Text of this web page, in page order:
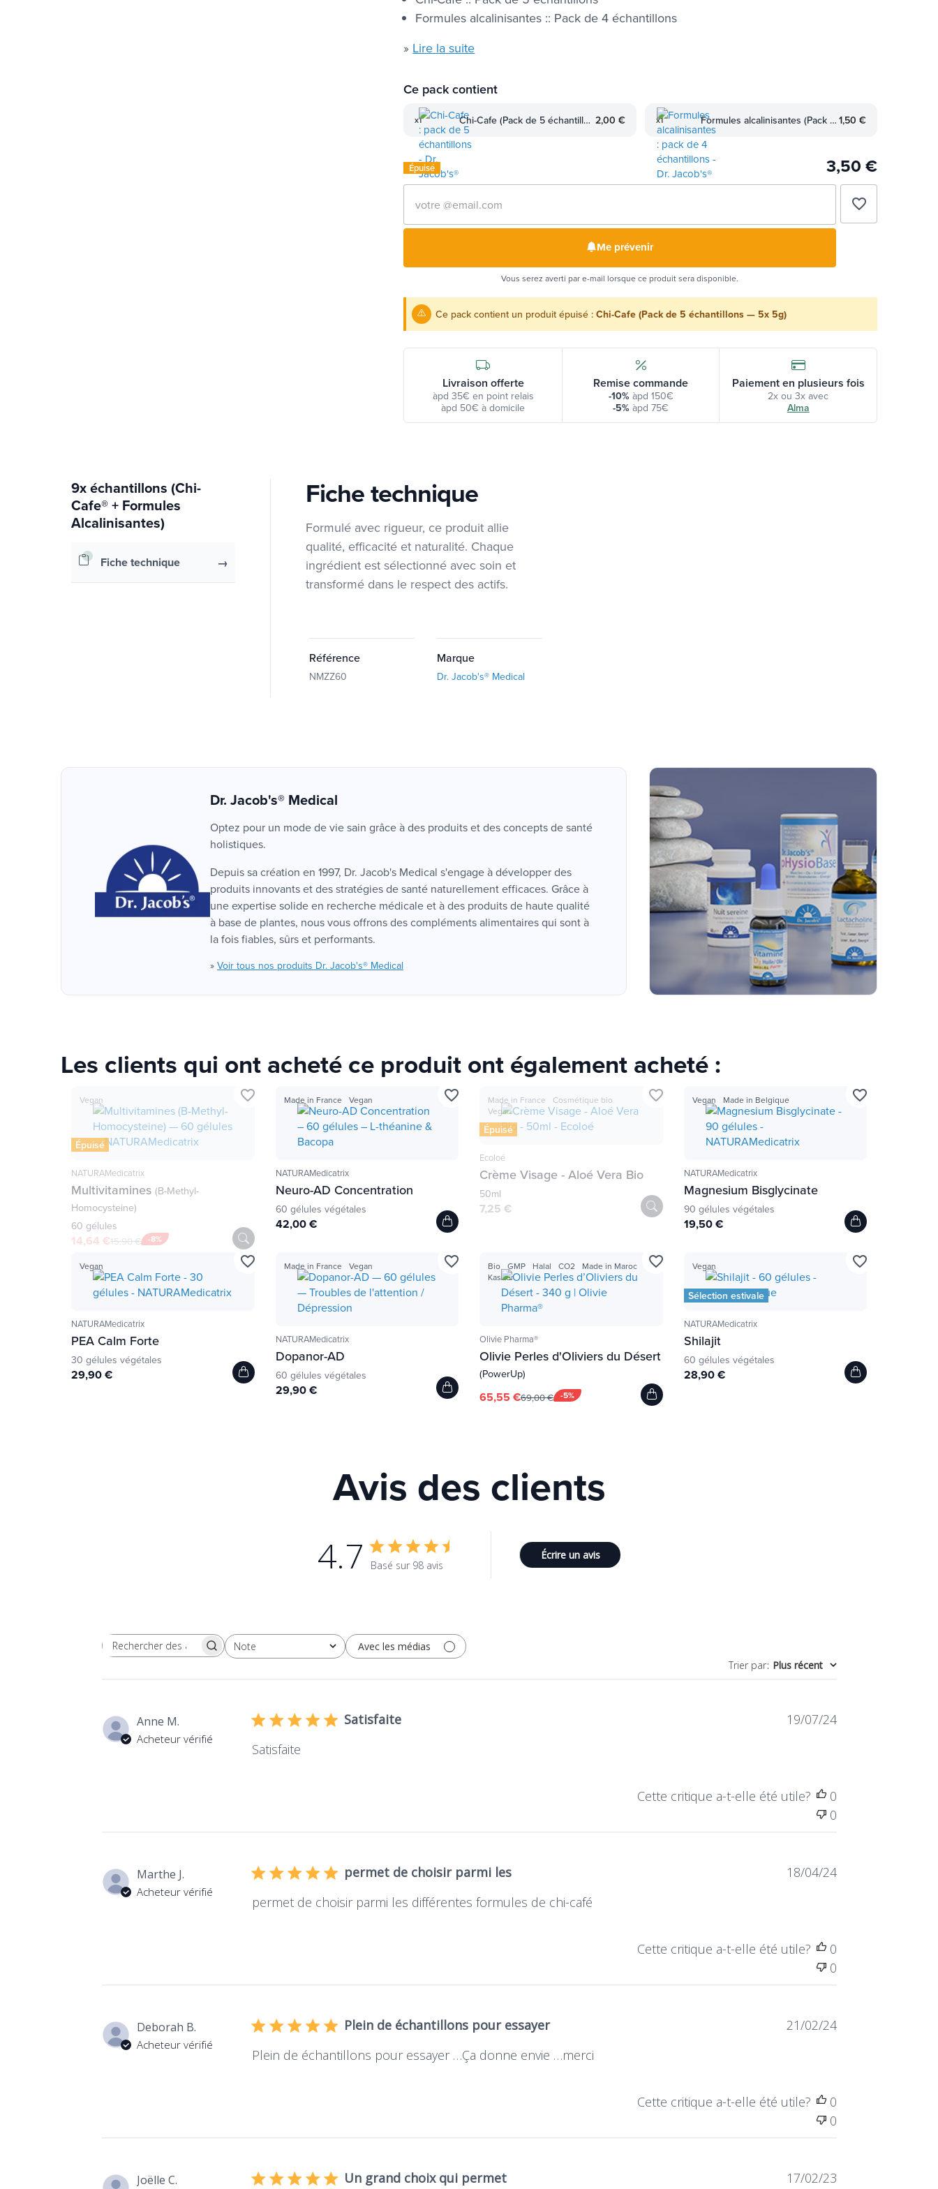
Formules alcalinisantes :: Pack de 4 échantillons
» Lire la suite
Ce pack contient
x1 Chi-Cafe (Pack de 5 échantillons — 5x 5g) 2,00 € x1 Formules alcalinisantes (Pack de 4 échantillons) 1,50 €
Épuisé 3,50 €
Me prévenir
Vous serez averti par e-mail lorsque ce produit sera disponible.
favorite_border
Ce pack contient un produit épuisé :Chi-Cafe (Pack de 5 échantillons — 5x 5g)
Livraison offerte
àpd 35€ en point relais
àpd 50€ à domicile
Remise commande
-10%àpd 150€
-5% àpd 75€
Paiement en plusieurs fois
2x ou 3x avec
Alma
9x échantillons (Chi-
Cafe® + Formules
Alcalinisantes)
Fiche technique
Fiche technique
Formulé avec rigueur, ce produit allie
qualité, efficacité et naturalité. Chaque
ingrédient est sélectionné avec soin et
transformé dans le respect des actifs.
Référence
NMZZ60
Marque
Dr. Jacob's® Medical
Dr. Jacob's® Medical
Optez pour un mode de vie sain grâce à des produits et des concepts de santé
holistiques.
Depuis sa création en 1997, Dr. Jacob's Medical s'engage à développer des
produits innovants et des stratégies de santé naturellement efficaces. Grâce à
une expertise solide en recherche médicale et à des produits de haute qualité
à base de plantes, nous vous offrons des compléments alimentaires qui sont à
la fois fiables, sûrs et performants.
» Voir tous nos produits Dr. Jacob's® Medical
Les clients qui ont acheté ce produit ont également acheté :
Vegan
Épuisé
NATURAMedicatrix
Multivitamines (B-Methyl-
Homocysteine)
60 gélules
-8%
14,64 €15,90 €
favorite_border Made in France Vegan
NATURAMedicatrix
Neuro-AD Concentration
60 gélules végétales
42,00 €
favorite_border Made in France
Cosmétique bio
Vegan
Épuisé
Ecoloé
Crème Visage - Aloé Vera Bio
50ml
7,25 €
favorite_border Vegan Made in Belgique
NATURAMedicatrix
Magnesium Bisglycinate
90 gélules végétales
19,50 €
favorite_border
Vegan
NATURAMedicatrix
PEA Calm Forte
30 gélules végétales
29,90 €
favorite_border Made in France Vegan
NATURAMedicatrix
Dopanor-AD
60 gélules végétales
29,90 €
favorite_border Bio GMP Halal CO2
Made in Maroc
Kasher
Olivie Pharma®
Olivie Perles d'Oliviers du Désert
(PowerUp)
-5%
65,55 €69,00 €
favorite_border Vegan
Sélection estivale
NATURAMedicatrix
Shilajit
60 gélules végétales
28,90 €
favorite_border
Avis des clients
4.7 Basé sur 98 avis
Écrire un avis
Rechercher des avis
Note
Toutes les évaluations
Avec les médias
Trier par: Plus récent
Anne M.
Acheteur vérifié
Satisfaite
Satisfaite
19/07/24
Cette critique a-t-elle été utile?
0
0
Marthe J.
Acheteur vérifié
permet de choisir parmi les
permet de choisir parmi les différentes formules de chi-café
18/04/24
Cette critique a-t-elle été utile?
0
0
Deborah B.
Acheteur vérifié
Plein de échantillons pour essayer
Plein de échantillons pour essayer …Ça donne envie …merci
21/02/24
Cette critique a-t-elle été utile?
0
0
Joëlle C. Un grand choix qui permet
Date
17/02/23